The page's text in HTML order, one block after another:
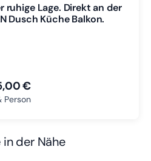
ruhige Lage. Direkt an der
Dusch Küche Balkon.
€
Person
der Nähe